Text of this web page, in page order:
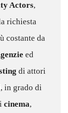
Actors,
richiesta
costante da
ed
di attori
in grado di
cinema,